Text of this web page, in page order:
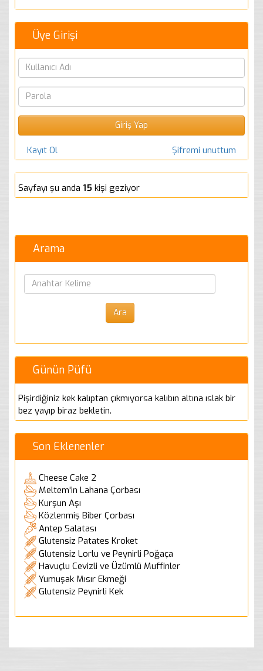
Üye Girişi
Kayıt Ol Şifremi unuttum
Sayfayı şu anda 15 kişi geziyor
Arama
Günün Püfü
Pişirdiğiniz kek kalıptan çıkmıyorsa kalıbın altına ıslak bir
bez yayıp biraz bekletin.
Son Eklenenler
Cheese Cake 2
Meltem'in Lahana Çorbası
Kurşun Aşı
Közlenmiş Biber Çorbası
Antep Salatası
Glutensiz Patates Kroket
Glutensiz Lorlu ve Peynirli Poğaça
Havuçlu Cevizli ve Üzümlü Muffinler
Yumuşak Mısır Ekmeği
Glutensiz Peynirli Kek